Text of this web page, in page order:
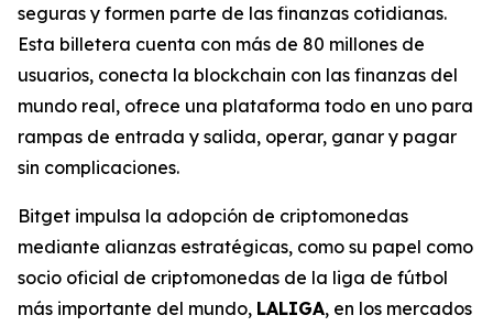
seguras y formen parte de las finanzas cotidianas.
Esta billetera cuenta con más de 80 millones de
usuarios, conecta la blockchain con las finanzas del
mundo real, ofrece una plataforma todo en uno para
rampas de entrada y salida, operar, ganar y pagar
sin complicaciones.
Bitget impulsa la adopción de criptomonedas
mediante alianzas estratégicas, como su papel como
socio oficial de criptomonedas de la liga de fútbol
más importante del mundo, LALIGA, en los mercados